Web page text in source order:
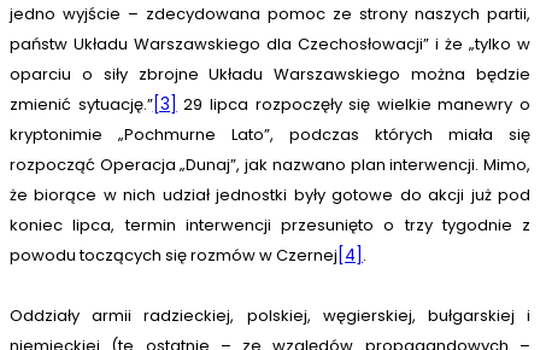
jedno wyjście – zdecydowana pomoc ze strony naszych partii,
państw Układu Warszawskiego dla Czechosłowacji” i że „tylko w
oparciu o siły zbrojne Układu Warszawskiego można będzie
zmienić sytuację.”[3] 29 lipca rozpoczęły się wielkie manewry o
kryptonimie „Pochmurne Lato”, podczas których miała się
rozpocząć Operacja „Dunaj”, jak nazwano plan interwencji. Mimo,
że biorące w nich udział jednostki były gotowe do akcji już pod
koniec lipca, termin interwencji przesunięto o trzy tygodnie z
powodu toczących się rozmów w Czernej [4] .
Oddziały armii radzieckiej, polskiej, węgierskiej, bułgarskiej i